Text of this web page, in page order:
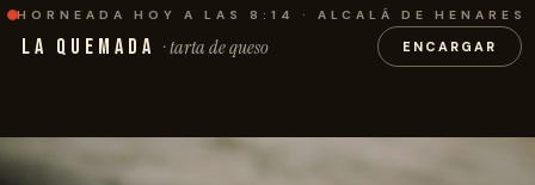
LA QUEMADA · tarta de queso ENCARGAR
HORNEADA HOY A LAS 8:14 · ALCALÁ DE HENARES